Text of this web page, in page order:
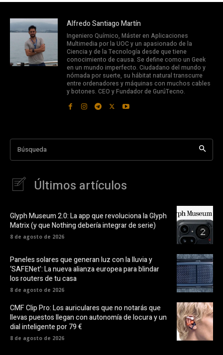
Alfredo Santiago Martín
Ingeniero Químico, Máster en Aplicaciones
Multimedia por la UOC y un apasionado de la
Ciencia y de la Tecnología desde que tiene
conocimiento de causa. Se define como un Geek
en un mundo imperfecto. Ciudadano del mundo y
nómada por suerte, su hábitat natural transcurre
entre ordenadores y máquinas con muchos cables
y botones. CEO y Fundador de GurúTecno.
Búsqueda
Últimos artículos
Glyph Museum 2.0: La app que revoluciona la Glyph
Matrix (y que Nothing debería integrar de serie)
8 de agosto de 2026
Paneles solares que generan luz con la lluvia y
‘SAFENet’: La nueva alianza europea para blindar
los routers de tu casa
8 de agosto de 2026
CMF Clip Pro: Los auriculares que no notarás que
llevas puestos llegan con autonomía de locura y un
dial inteligente por 79 €
8 de agosto de 2026